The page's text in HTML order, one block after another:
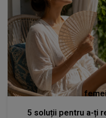
5 soluții pentru a-ți